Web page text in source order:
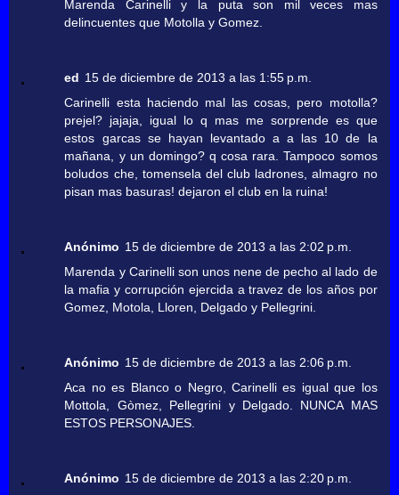
Marenda Carinelli y la puta son mil veces mas
delincuentes que Motolla y Gomez.
ed 15 de diciembre de 2013 a las 1:55 p.m.
Carinelli esta haciendo mal las cosas, pero motolla?
prejel? jajaja, igual lo q mas me sorprende es que
estos garcas se hayan levantado a a las 10 de la
mañana, y un domingo? q cosa rara. Tampoco somos
boludos che, tomensela del club ladrones, almagro no
pisan mas basuras! dejaron el club en la ruina!
Anónimo 15 de diciembre de 2013 a las 2:02 p.m.
Marenda y Carinelli son unos nene de pecho al lado de
la mafia y corrupción ejercida a travez de los años por
Gomez, Motola, Lloren, Delgado y Pellegrini.
Anónimo 15 de diciembre de 2013 a las 2:06 p.m.
Aca no es Blanco o Negro, Carinelli es igual que los
Mottola, Gòmez, Pellegrini y Delgado. NUNCA MAS
ESTOS PERSONAJES.
Anónimo 15 de diciembre de 2013 a las 2:20 p.m.